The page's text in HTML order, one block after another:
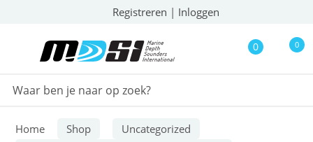
Registreren | Inloggen
0 0
Home Shop
Uncategorized